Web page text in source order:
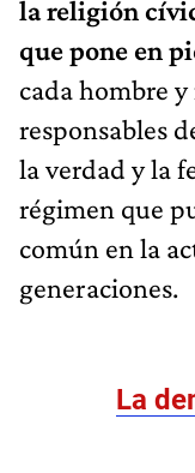
la religión
que pone en
cada hombre
responsables
la verdad y la
régimen que
común en la
generaciones.
La